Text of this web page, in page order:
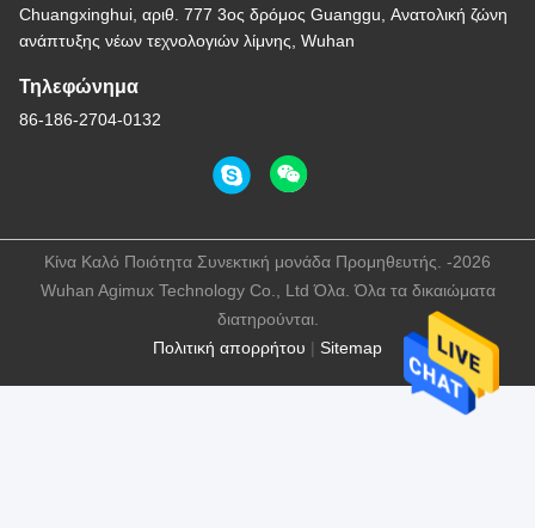
Chuangxinghui, αριθ. 777 3ος δρόμος Guanggu, Ανατολική ζώνη
ανάπτυξης νέων τεχνολογιών λίμνης, Wuhan
Τηλεφώνημα
86-186-2704-0132
Πολιτική απορρήτου | Sitemap
Κίνα Καλό Ποιότητα Συνεκτική μονάδα Προμηθευτής. -2026
Wuhan Agimux Technology Co., Ltd Όλα. Όλα τα δικαιώματα
διατηρούνται.